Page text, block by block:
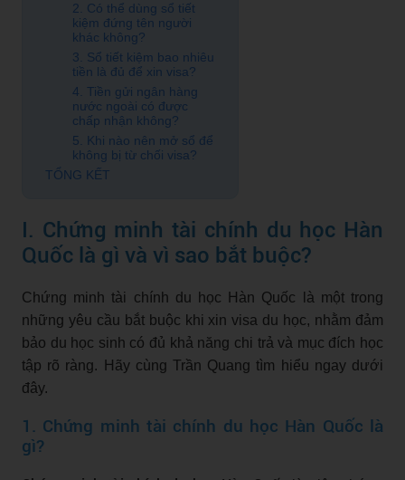
2. Có thể dùng sổ tiết
kiệm đứng tên người
khác không?
3. Sổ tiết kiệm bao nhiêu
tiền là đủ để xin visa?
4. Tiền gửi ngân hàng
nước ngoài có được
chấp nhận không?
5. Khi nào nên mở sổ để
không bị từ chối visa?
TỔNG KẾT
I. Chứng minh tài chính du học Hàn
Quốc là gì và vì sao bắt buộc?
Chứng minh tài chính du học Hàn Quốc là một trong
những yêu cầu bắt buộc khi xin visa du học, nhằm đảm
bảo du học sinh có đủ khả năng chi trả và mục đích học
tập rõ ràng. Hãy cùng Trần Quang tìm hiểu ngay dưới
đây.
1. Chứng minh tài chính du học Hàn Quốc là
gì?